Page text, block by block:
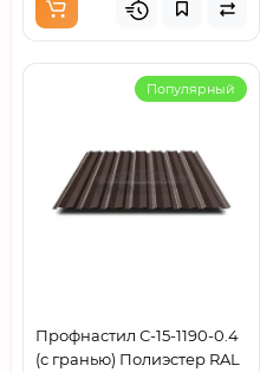
Популярный
Профнастил С-15-1190-0.4
(с гранью) Полиэстер RAL